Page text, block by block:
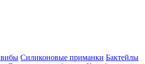
Силиконовые приманки Бактейлы